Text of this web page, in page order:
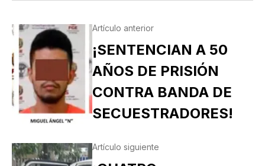
Artículo anterior
¡SENTENCIAN A 50
AÑOS DE PRISIÓN
CONTRA BANDA DE
SECUESTRADORES!
Artículo siguiente